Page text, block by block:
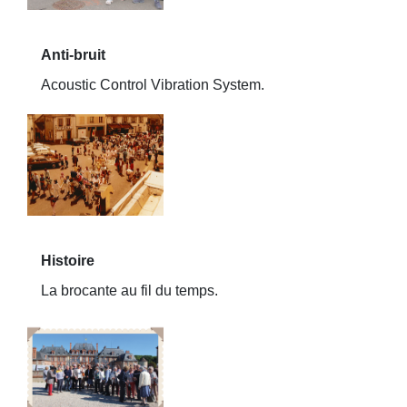
Anti-bruit
Acoustic Control Vibration System.
Histoire
La brocante au fil du temps.